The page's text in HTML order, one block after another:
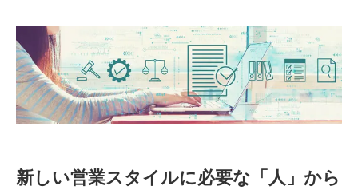
新しい営業スタイルに必要な「人」から